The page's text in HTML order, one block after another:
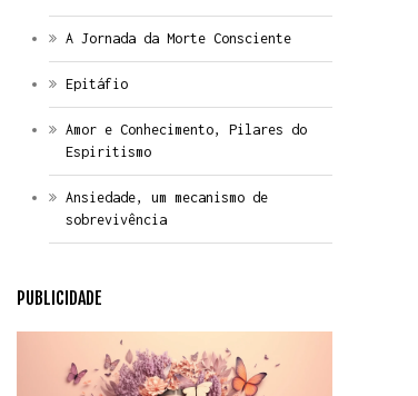
A Jornada da Morte Consciente
Epitáfio
Amor e Conhecimento, Pilares do
Espiritismo
Ansiedade, um mecanismo de
sobrevivência
PUBLICIDADE